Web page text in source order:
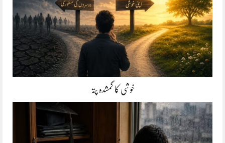
خوشی کا گمشدہ پتہ